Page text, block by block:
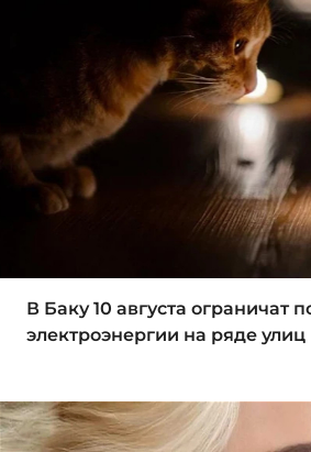
В Баку 10 августа ограничат
электроэнергии на ряде улиц